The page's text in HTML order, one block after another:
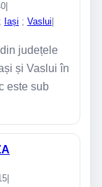
; Iași ; Vaslui
județele
și Vaslui în
este sub